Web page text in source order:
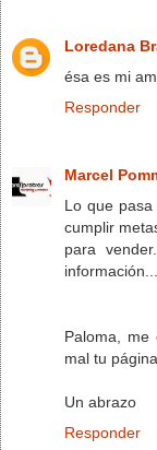
Loredana
ésa es mi
Responder
Marcel
Lo que
cumplir
para
información...
Paloma, me
mal tu
Un abrazo
Responder